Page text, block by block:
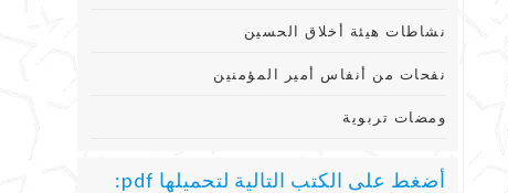
نشاطات هيئة أخلاق الحسين
نفحات من أنفاس أمير المؤمنين
ومضات تربوية
أضغط على الكتب التالية لتحميلها pdf: